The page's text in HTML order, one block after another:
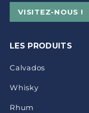
VISITEZ-NOUS !
LES PRODUITS
Calvados
Whisky
Rhum